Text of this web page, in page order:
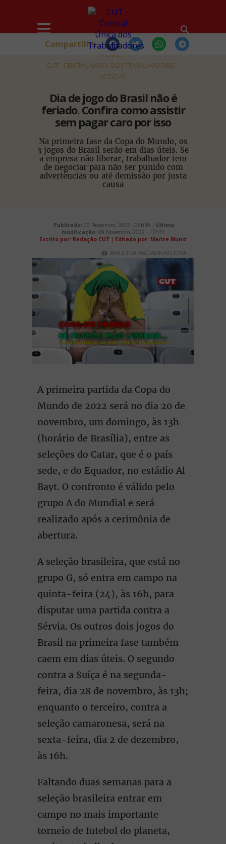
HOME
CUT - CENTRAL ÚNICA DOS TRABALHADORES
NOTÍCIAS
Dia de jogo do Brasil não é
feriado. Confira como assistir
sem pagar caro por isso
Na primeira fase da Copa do Mundo, os
3 jogos do Brasil serão em dias úteis. Se
a empresa não liberar, trabalhador tem
de negociar para não ser punido com
advertências ou até demissão por justa
causa
Compartilhe
Publicado: 09 Novembro, 2022 - 08h30 | Última
modificação: 09 Novembro, 2022 - 17h33
Escrito por: Redação CUT | Editado por: Marize Muniz
ANA LUIZA VACCARIN/MGIORA
A primeira partida da Copa do
Mundo de 2022 será no dia 20 de
novembro, um domingo, às 13h
(horário de Brasília), entre as
seleções do Catar, que é o país
sede, e do Equador, no estádio Al
Bayt. O confronto é válido pelo
grupo A do Mundial e será
realizado após a cerimônia de
abertura.
A seleção brasileira, que está no
grupo G, só entra em campo na
quinta-feira (24), às 16h, para
disputar uma partida contra a
Sérvia. Os outros dois jogos do
Brasil na primeira fase também
caem em dias úteis. O segundo
contra a Suíça é na segunda-
feira, dia 28 de novembro, às 13h;
enquanto o terceiro, contra a
seleção camaronesa, será na
sexta-feira, dia 2 de dezembro,
às 16h.
Faltando duas semanas para a
seleção brasileira entrar em
campo no mais importante
torneio de futebol do planeta,